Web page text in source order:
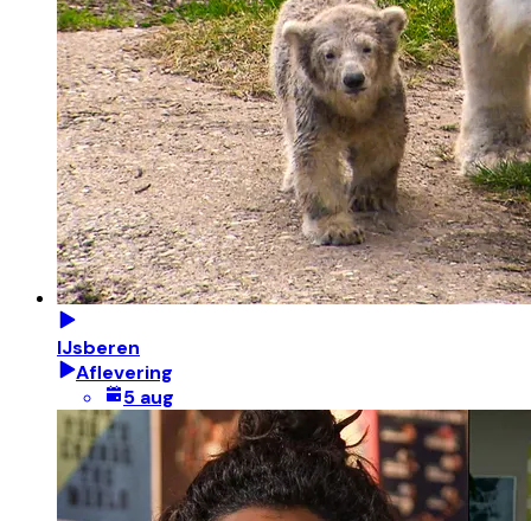
IJsberen
Aflevering
5 aug